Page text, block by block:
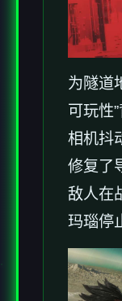
为隧道
可玩性
相机抖
修复了
敌人在
玛瑙停